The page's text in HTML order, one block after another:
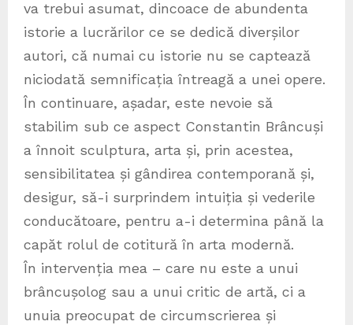
va trebui asumat, dincoace de abundenta
istorie a lucrărilor ce se dedică diverșilor
autori, că numai cu istorie nu se captează
niciodată semnificația întreagă a unei opere.
În continuare, așadar, este nevoie să
stabilim sub ce aspect Constantin Brâncuși
a înnoit sculptura, arta și, prin acestea,
sensibilitatea și gândirea contemporană și,
desigur, să-i surprindem intuiția și vederile
conducătoare, pentru a-i determina până la
capăt rolul de cotitură în arta modernă.
În intervenția mea – care nu este a unui
brâncușolog sau a unui critic de artă, ci a
unuia preocupat de circumscrierea și